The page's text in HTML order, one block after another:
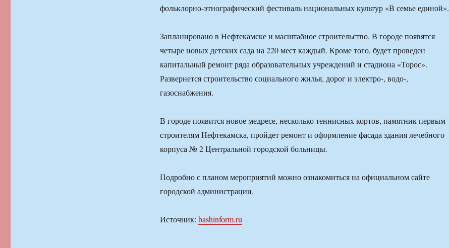
фольклорно-этнографический фестиваль национальных культур «В семье единой».
Запланировано в Нефтекамске и масштабное строительство. В городе появятся
четыре новых детских сада на 220 мест каждый. Кроме того, будет проведен
капитальный ремонт ряда образовательных учреждений и стадиона «Торос».
Развернется строительство социального жилья, дорог и электро-, водо-,
газоснабжения.
В городе появится новое медресе, несколько теннисных кортов, памятник первым
строителям Нефтекамска, пройдет ремонт и оформление фасада здания лечебного
корпуса № 2 Центральной городской больницы.
Подробно с планом мероприятий можно ознакомиться на официальном сайте
городской администрации.
Источник: bashinform.ru